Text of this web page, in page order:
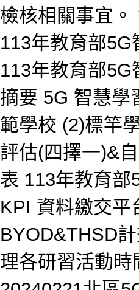
檢核相關事宜
113年教育部
113年教育部
摘要 5G 智慧學
範學校 (2)標竿
評估(四擇一)&
表 113年教育部
KPI 資料繳交平
BYOD&THSD
理各研習活動